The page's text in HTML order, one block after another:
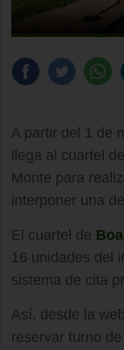
A partir del 1 de
llega al cuartel
Monte para
interponer una
El cuartel de
16 unidades del
sistema de cita
Así, desde la
reservar turno